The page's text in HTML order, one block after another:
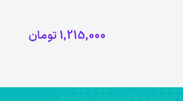
1,215,000تومان